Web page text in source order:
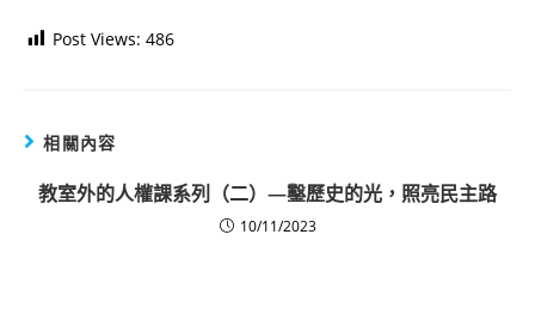
Post Views: 486
相關內容
教室外的人權課系列（二）—鑿歷史的光，照亮民主路
10/11/2023